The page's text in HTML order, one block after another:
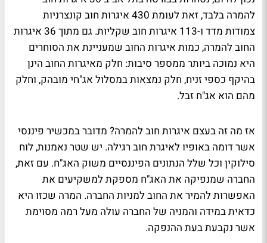
להמרה בלבד, זאת לעומת 430 איגרות חוב קונצרניות
צמודות מדד ו-113 איגרות חוב שקליות. גם מתוך 36 איגרות
החוב להמרה, כמות איגרות החוב שמעניינת את הסוחרים
היא נמוכה ביותר ממספר סיבות: חלק מאיגרות החוב הינן
בהיקף כספי זניח, חלק נמצאות במסלול אג"חי מובהק, וחלק
מהם הוא אג"ח זבל.
אז מה זה בעצם איגרות חוב להמרה? מדובר במכשיר פיננסי
אשר דומה באופיו לאיגרת חוב רגילה. יש שטר נאמנות, לוח
סילוקין וכל שלל הנתונים הפיננסיים משוק האג"ח. עם זאת,
החברה שמנפיקה את האג"ח מספקת למשקיעים את
האפשרות להמיר את החוב למניות החברה. המרה שכזו היא
כדאית במידה והמניה של החברה עולה מעל רמה מסוימת
אשר נקבעת בעת ההנפקה.